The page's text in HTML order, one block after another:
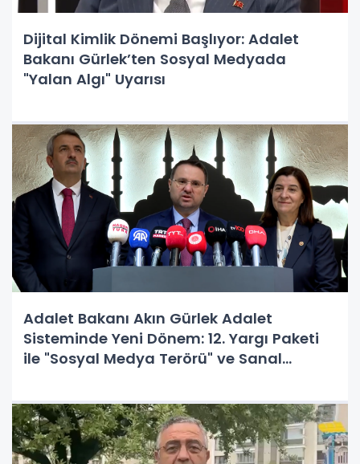
Dijital Kimlik Dönemi Başlıyor: Adalet
Bakanı Gürlek’ten Sosyal Medyada
"Yalan Algı" Uyarısı
Adalet Bakanı Akın Gürlek Adalet
Sisteminde Yeni Dönem: 12. Yargı Paketi
ile "Sosyal Medya Terörü" ve Sanal